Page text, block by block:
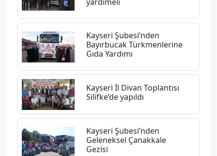
​Kayseri Şubesi’nden
Bayırbucak Türkmenlerine
Gıda Yardımı
Kayseri İl Divan Toplantısı
Silifke’de yapıldı
Kayseri Şubesi’nden
Geleneksel Çanakkale
Gezisi